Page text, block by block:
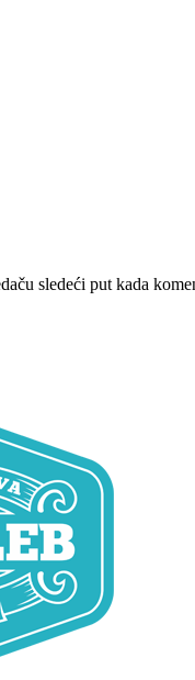
sledeći put kada